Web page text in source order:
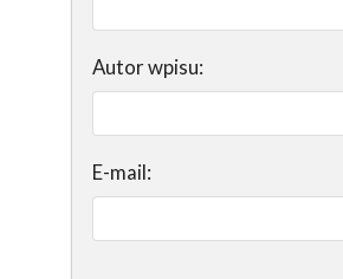
Autor wpisu:
E-mail: